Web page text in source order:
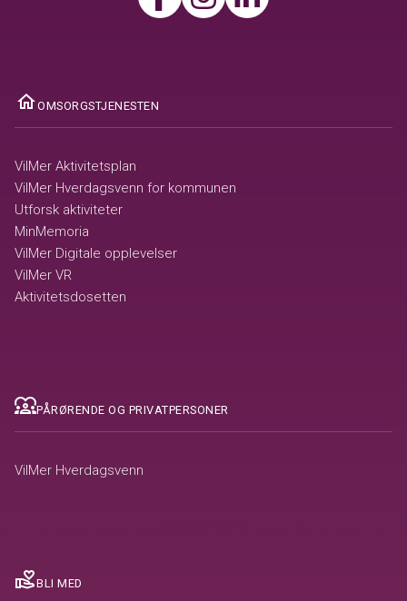
OMSORGSTJENESTEN
VilMer Aktivitetsplan
VilMer Hverdagsvenn for kommunen
Utforsk aktiviteter
MinMemoria
VilMer Digitale opplevelser
VilMer VR
Aktivitetsdosetten
diversity_1PÅRØRENDE OG PRIVATPERSONER
VilMer Hverdagsvenn
volunteer_activismBLI MED